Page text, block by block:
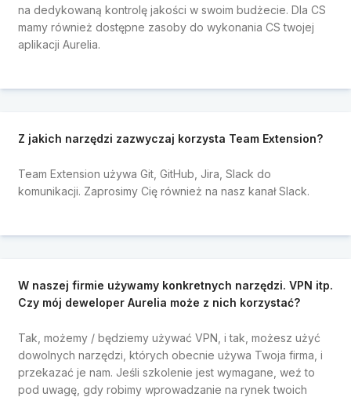
na dedykowaną kontrolę jakości w swoim budżecie. Dla CS
mamy również dostępne zasoby do wykonania CS twojej
aplikacji Aurelia.
Z jakich narzędzi zazwyczaj korzysta Team Extension?
Team Extension używa Git, GitHub, Jira, Slack do
komunikacji. Zaprosimy Cię również na nasz kanał Slack.
W naszej firmie używamy konkretnych narzędzi. VPN itp.
Czy mój deweloper Aurelia może z nich korzystać?
Tak, możemy / będziemy używać VPN, i tak, możesz użyć
dowolnych narzędzi, których obecnie używa Twoja firma, i
przekazać je nam. Jeśli szkolenie jest wymagane, weź to
pod uwagę, gdy robimy wprowadzanie na rynek twoich